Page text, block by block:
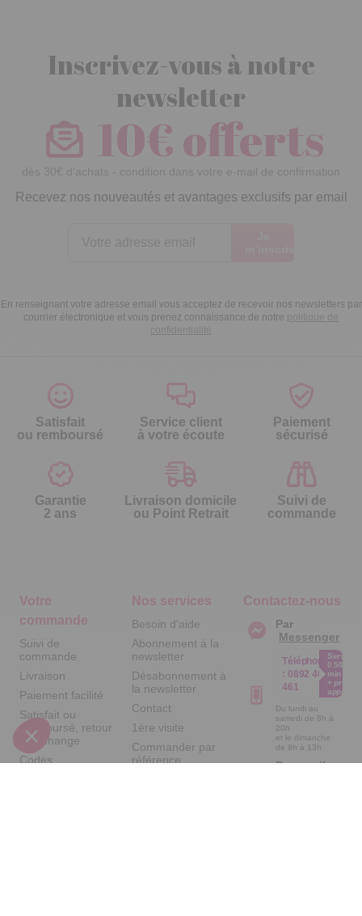
Inscrivez-vous à notre
newsletter
10€ offerts
dès 30€ d’achats - condition dans votre e-mail de confirmation
Recevez nos nouveautés et avantages exclusifs par email
En renseignant votre adresse email vous acceptez de recevoir nos newsletters par
courrier électronique et vous prenez connaissance de notre politique de
confidentialité
Satisfait
ou remboursé
Service client
à votre écoute
Paiement
sécurisé
Garantie
2 ans
Livraison domicile
ou Point Retrait
Suivi de
commande
Votre
commande
Suivi de
commande
Livraison
Paiement facilité
Satisfait ou
remboursé, retour
ou échange
Codes
Nos services
Besoin d'aide
Abonnement à la
newsletter
Désabonnement à
la newsletter
Contact
1ère visite
Commander par
référence
Contactez-nous
Par
Messenger
Téléphone
: 0892 461
461
Service
0.50€ /
min
+ prix
appel
Du lundi au
samedi de 8h à
20h
et le dimanche
de 9h à 13h
Par email :